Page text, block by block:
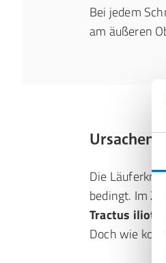
Bei jedem
am äußeren
Ursachen
Die
bedingt. Im
Tractus
Doch wie